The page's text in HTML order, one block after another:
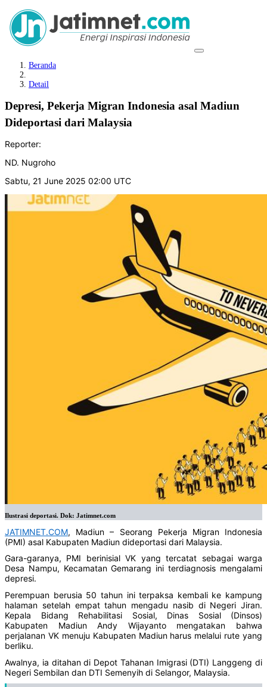
Beranda
Detail
Depresi, Pekerja Migran Indonesia asal Madiun
Dideportasi dari Malaysia
Reporter:
ND. Nugroho
Sabtu, 21 June 2025 02:00 UTC
Ilustrasi deportasi. Dok: Jatimnet.com
JATIMNET.COM, Madiun – Seorang Pekerja Migran Indonesia
(PMI) asal Kabupaten Madiun dideportasi dari Malaysia.
Gara-garanya, PMI berinisial VK yang tercatat sebagai warga
Desa Nampu, Kecamatan Gemarang ini terdiagnosis mengalami
depresi.
Perempuan berusia 50 tahun ini terpaksa kembali ke kampung
halaman setelah empat tahun mengadu nasib di Negeri Jiran.
Kepala Bidang Rehabilitasi Sosial, Dinas Sosial (Dinsos)
Kabupaten Madiun Andy Wijayanto mengatakan bahwa
perjalanan VK menuju Kabupaten Madiun harus melalui rute yang
berliku.
Awalnya, ia ditahan di Depot Tahanan Imigrasi (DTI) Langgeng di
Negeri Sembilan dan DTI Semenyih di Selangor, Malaysia.